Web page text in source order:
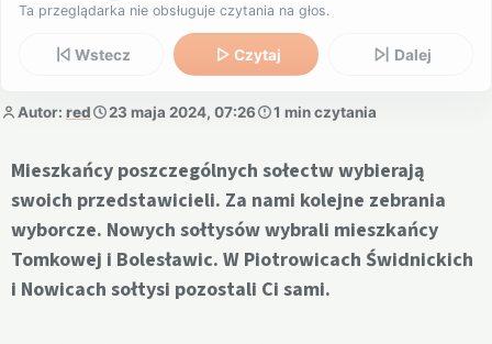
Ta przeglądarka nie obsługuje czytania na głos.
Wstecz Czytaj Dalej
Autor: red 23 maja 2024, 07:26 1 min czytania
Mieszkańcy poszczególnych sołectw wybierają
swoich przedstawicieli. Za nami kolejne zebrania
wyborcze. Nowych sołtysów wybrali mieszkańcy
Tomkowej i Bolesławic. W Piotrowicach Świdnickich
i Nowicach sołtysi pozostali Ci sami.